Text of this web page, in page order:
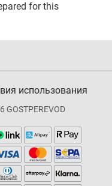
for this
использования